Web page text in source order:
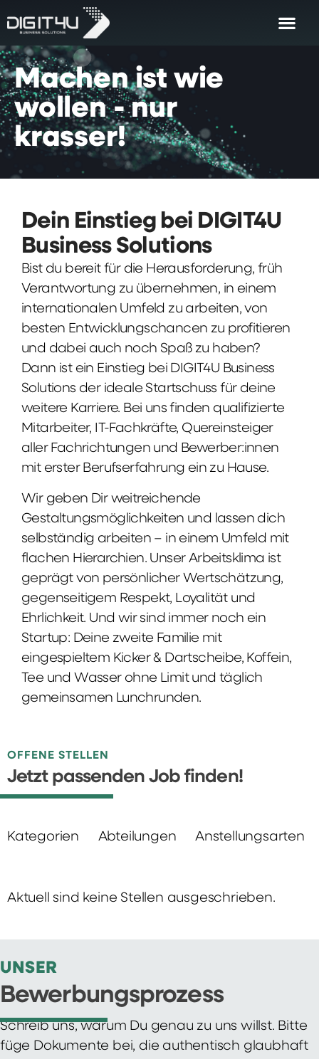
Machen ist wie
wollen - nur
krasser!
Dein Einstieg bei DIGIT4U
Business Solutions
Bist du bereit für die Herausforderung, früh
Verantwortung zu übernehmen, in einem
internationalen Umfeld zu arbeiten, von
besten Entwicklungschancen zu profitieren
und dabei auch noch Spaß zu haben?
Dann ist ein Einstieg bei DIGIT4U Business
Solutions der ideale Startschuss für deine
weitere Karriere. Bei uns finden qualifizierte
Mitarbeiter, IT-Fachkräfte, Quereinsteiger
aller Fachrichtungen und Bewerber:innen
mit erster Berufserfahrung ein zu Hause.
Wir geben Dir weitreichende
Gestaltungsmöglichkeiten und lassen dich
selbständig arbeiten – in einem Umfeld mit
flachen Hierarchien. Unser Arbeitsklima ist
geprägt von persönlicher Wertschätzung,
gegenseitigem Respekt, Loyalität und
Ehrlichkeit. Und wir sind immer noch ein
Startup: Deine zweite Familie mit
eingespieltem Kicker & Dartscheibe, Koffein,
Tee und Wasser ohne Limit und täglich
gemeinsamen Lunchrunden.
OFFENE STELLEN
Jetzt passenden Job finden!
Kategorien Abteilungen Anstellungsarten
Aktuell sind keine Stellen ausgeschrieben.
UNSER
Bewerbungsprozess
Schreib uns, warum Du genau zu uns willst. Bitte
füge Dokumente bei, die authentisch glaubhaft